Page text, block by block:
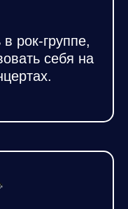
рок‑группе,
себя на